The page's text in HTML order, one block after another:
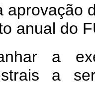
aprovação
anual do
a
a